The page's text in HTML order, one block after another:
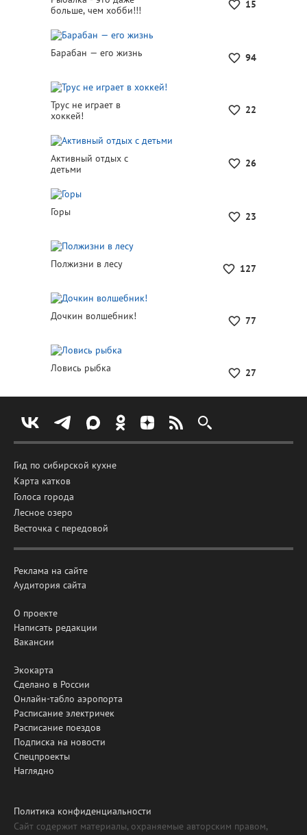
15
больше, чем хобби!!!
94
Барабан — его жизнь
22
Трус не играет в
хоккей!
26
Активный отдых с
детьми
23
Горы
127
Полжизни в лесу
77
Дочкин волшебник!
27
Ловись рыбка
Гид по сибирской кухне
Карта катков
Голоса города
Лесное озеро
Весточка с передовой
Реклама на сайте
Аудитория сайта
О проекте
Написать редакции
Вакансии
Экокарта
Сделано в России
Онлайн-табло аэропорта
Расписание электричек
Расписание поездов
Подписка на новости
Спецпроекты
Наглядно
Политика конфиденциальности
Сайт содержит материалы, охраняемые авторским правом,